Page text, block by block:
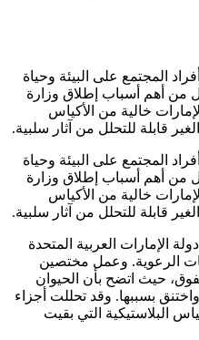
المجتمع على البيئة وحياة
من أهم أسباب إطلاق وزارة
خالية من الأكياس
قابلة للتحلل من آثار سلبية.
المجتمع على البيئة وحياة
من أهم أسباب إطلاق وزارة
خالية من الأكياس
قابلة للتحلل من آثار سلبية.
الإمارات العربية المتحدة
الحيوانات الرعوية. وعمل مختصين
حيث اتضح بأن الحيوان
بسببها. وقد تحللت أجزاء
البلاستيكية التي بقيت